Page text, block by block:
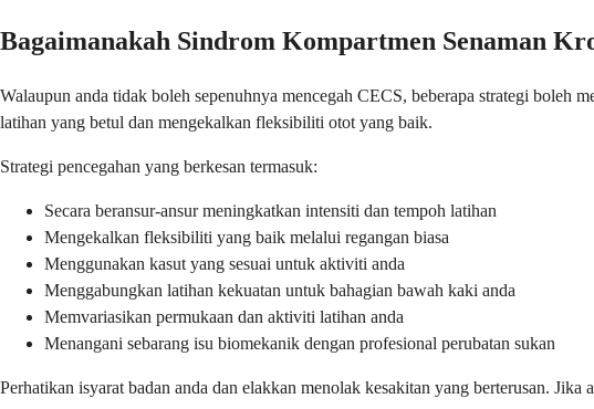
Bagaimanakah Sindrom Kompartmen Senaman
Walaupun anda tidak boleh sepenuhnya mencegah CECS, beberapa strategi boleh
latihan yang betul dan mengekalkan fleksibiliti otot yang baik.
Strategi pencegahan yang berkesan termasuk:
Secara beransur-ansur meningkatkan intensiti dan tempoh latihan
Mengekalkan fleksibiliti yang baik melalui regangan biasa
Menggunakan kasut yang sesuai untuk aktiviti anda
Menggabungkan latihan kekuatan untuk bahagian bawah kaki anda
Memvariasikan permukaan dan aktiviti latihan anda
Menangani sebarang isu biomekanik dengan profesional perubatan sukan
Perhatikan isyarat badan anda dan elakkan menolak kesakitan yang berterusan.